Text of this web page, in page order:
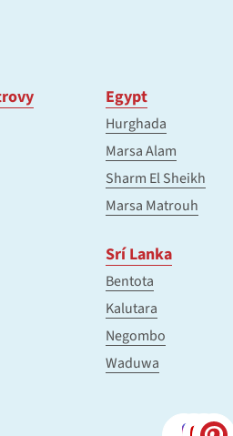
Egypt
Hurghada
Marsa Alam
Sharm El Sheikh
Marsa Matrouh
Srí Lanka
Bentota
Kalutara
Negombo
Waduwa